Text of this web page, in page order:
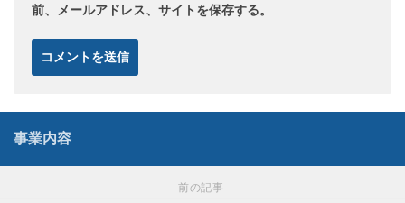
前、メールアドレス、サイトを保存する。
事業内容
前の記事